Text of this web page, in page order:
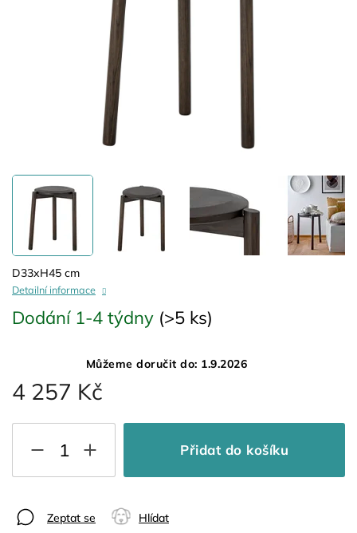
4 257 Kč
Dodání 1-4 týdny (>5 ks)
Můžeme doručit do: 1.9.2026
Přidat do košíku
D33xH45 cm
Detailní informace
Zeptat se Hlídat